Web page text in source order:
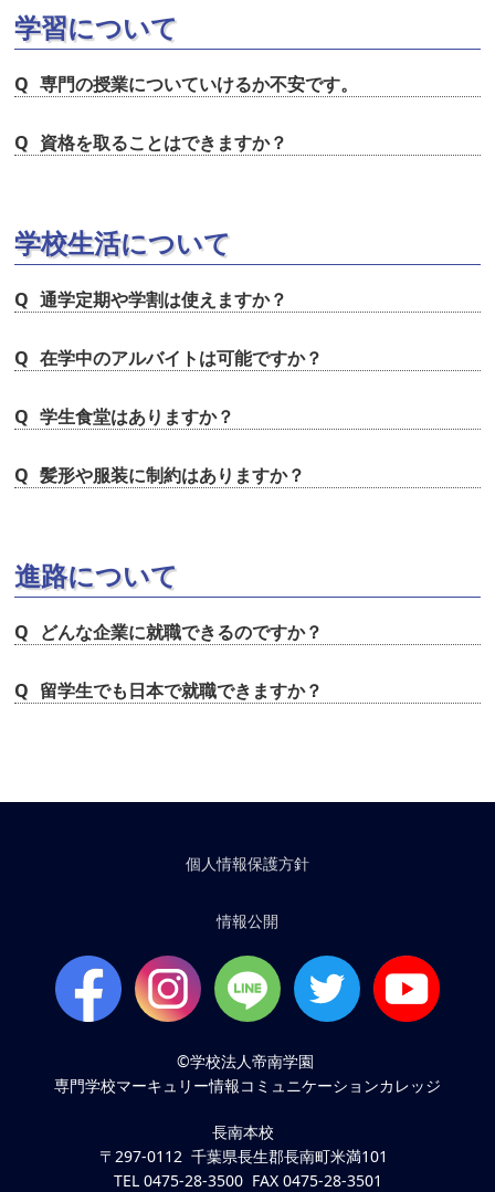
学習について
専門の授業についていけるか不安です。
資格を取ることはできますか？
学校生活について
通学定期や学割は使えますか？
在学中のアルバイトは可能ですか？
学生食堂はありますか？
髪形や服装に制約はありますか？
進路について
どんな企業に就職できるのですか？
留学生でも日本で就職できますか？
個人情報保護方針
情報公開
©学校法人帝南学園
専門学校マーキュリー情報コミュニケーションカレッジ
長南本校
〒297-0112 千葉県長生郡長南町米満101
TEL 0475-28-3500 FAX 0475-28-3501